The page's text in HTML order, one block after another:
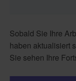
Sobald Sie Ihre
haben aktualisiert
Sie sehen Ihre